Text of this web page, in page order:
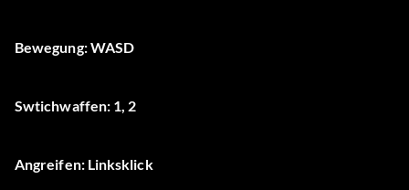
Bewegung: WASD
Swtichwaffen: 1, 2
Angreifen: Linksklick